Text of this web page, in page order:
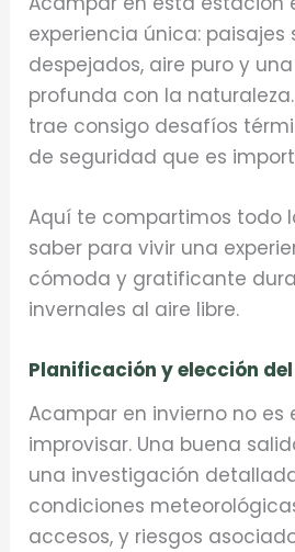
experiencia única: paisajes
despejados, aire puro y
profunda con la
trae consigo desafíos
de seguridad que es
Aquí te compartimos todo
saber para vivir una
cómoda y gratificante
invernales al aire libre.
Planificación y elección
Acampar en invierno no
improvisar. Una buena
una investigación
condiciones
accesos, y riesgos